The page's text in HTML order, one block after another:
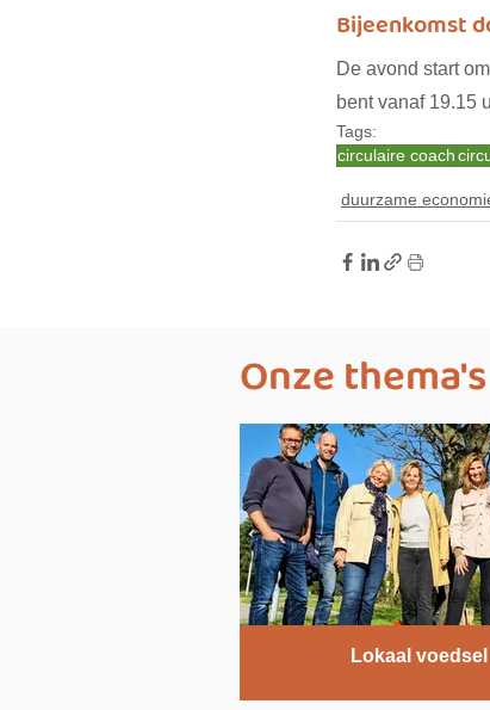
Bijeenkomst
De avond start om
bent vanaf 19.15
Tags:
circulaire coach
duurzame
Onze thema's
Lokaal voedsel